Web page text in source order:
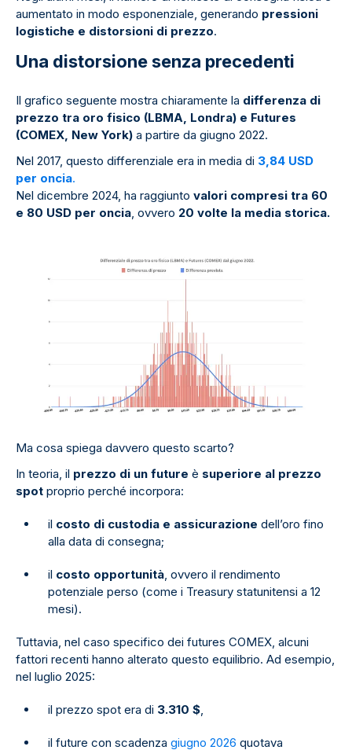
aumentato in modo esponenziale, generando pressioni
logistiche e distorsioni di prezzo.
Una distorsione senza precedenti
Il grafico seguente mostra chiaramente la differenza di
prezzo tra oro fisico (LBMA, Londra) e Futures
(COMEX, New York) a partire da giugno 2022.
Nel 2017, questo differenziale era in media di 3,84 USD
per oncia.
Nel dicembre 2024, ha raggiunto valori compresi tra 60
e 80 USD per oncia , ovvero 20 volte la media storica.
Ma cosa spiega davvero questo scarto?
In teoria, il prezzo di un future è superiore al prezzo
spot proprio perché incorpora:
il costo di custodia e assicurazione dell’oro fino
alla data di consegna;
il costo opportunità , ovvero il rendimento
potenziale perso (come i Treasury statunitensi a 12
mesi).
Tuttavia, nel caso specifico dei futures COMEX, alcuni
fattori recenti hanno alterato questo equilibrio. Ad esempio,
nel luglio 2025:
il prezzo spot era di 3.310 $
il future con scadenza giugno 2026 quotava